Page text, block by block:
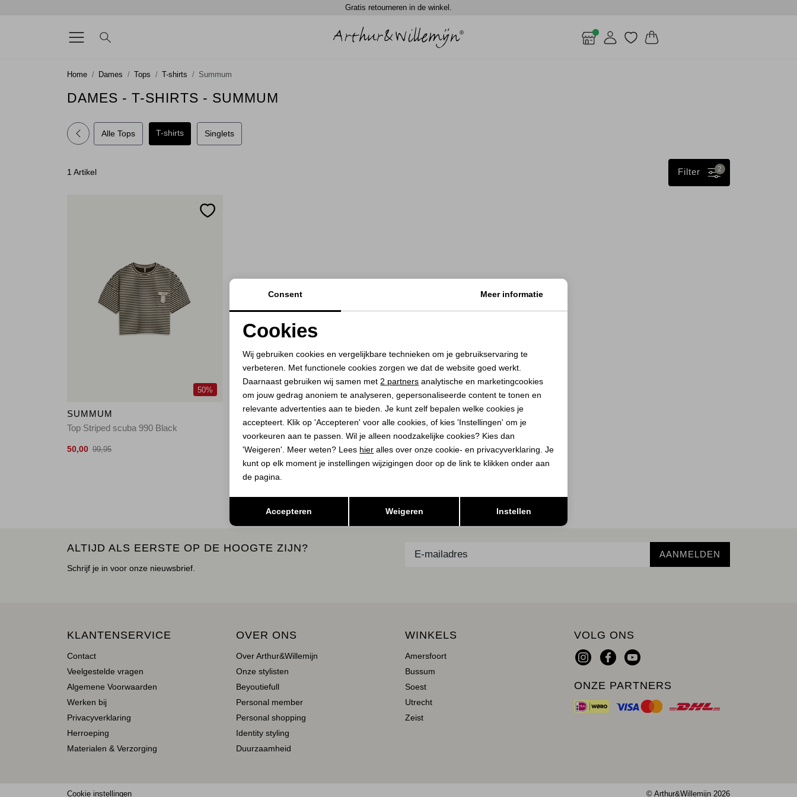
Gratis retourneren in de winkel.
Home Dames Tops T-shirts Summum
DAMES - T-SHIRTS - SUMMUM
Alle Tops Singlets
T-shirts
1 Artikel 2
Filter
50%
SUMMUM
Top Striped scuba 990 Black
50,00 99,95
ALTIJD ALS EERSTE OP DE HOOGTE ZIJN?
Schrijf je in voor onze nieuwsbrief.
AANMELDEN
KLANTENSERVICE
Contact
Veelgestelde vragen
Algemene Voorwaarden
Werken bij
Privacyverklaring
Herroeping
Materialen & Verzorging
OVER ONS
Over Arthur&Willemijn
Onze stylisten
Beyoutiefull
Personal member
Personal shopping
Identity styling
Duurzaamheid
WINKELS
Amersfoort
Bussum
Soest
Utrecht
Zeist
VOLG ONS
ONZE PARTNERS
Cookie instellingen © Arthur&Willemijn 2026
Analytische cookies Marketing cookies
Consent Meer informatie
Cookies
Wij gebruiken cookies en vergelijkbare technieken om je gebruikservaring te
verbeteren. Met functionele cookies zorgen we dat de website goed werkt.
Daarnaast gebruiken wij samen met 2 partners analytische en marketingcookies
om jouw gedrag anoniem te analyseren, gepersonaliseerde content te tonen en
relevante advertenties aan te bieden. Je kunt zelf bepalen welke cookies je
accepteert. Klik op 'Accepteren' voor alle cookies, of kies 'Instellingen' om je
voorkeuren aan te passen. Wil je alleen noodzakelijke cookies? Kies dan
'Weigeren'. Meer weten? Lees hier alles over onze cookie- en privacyverklaring. Je
kunt op elk moment je instellingen wijzigingen door op de link te klikken onder aan
de pagina.
Accepteren Weigeren Instellen